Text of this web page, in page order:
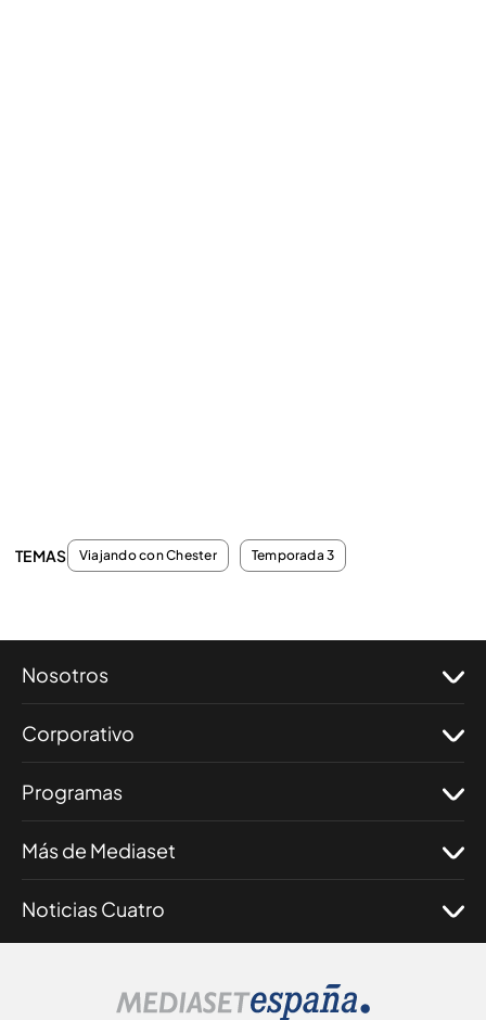
TEMAS Viajando con Chester Temporada 3
Nosotros
Corporativo
Programas
Más de Mediaset
Noticias Cuatro